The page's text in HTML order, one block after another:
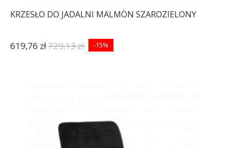
KRZESŁO DO JADALNI MALMÖN SZAROZIELONY
619,76 zł729,13 zł -15%